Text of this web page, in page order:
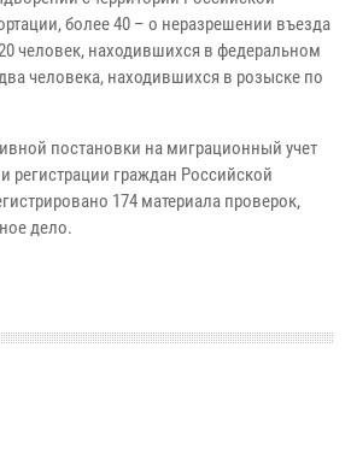
более 40 – о неразрешении въезда
человек, находившихся в федеральном
человека, находившихся в розыске по
постановки на миграционный учет
регистрации граждан Российской
174 материала проверок,
дело.